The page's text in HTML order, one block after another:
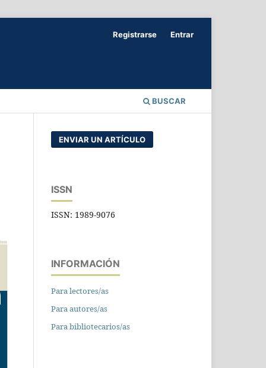
BUSCAR
Registrarse Entrar
ENVIAR UN ARTÍCULO
ISSN
ISSN: 1989-9076
INFORMACIÓN
Para lectores/as
Para autores/as
Para bibliotecarios/as